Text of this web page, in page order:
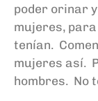
poder orinar
mujeres,
tenían.
mujeres así.
hombres. No